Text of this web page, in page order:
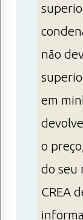
não
em
o
do seu
CREA